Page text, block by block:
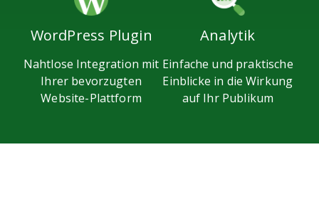
WordPress Plugin
Nahtlose Integration mit
Ihrer bevorzugten
Website-Plattform
Analytik
Einfache und praktische
Einblicke in die Wirkung
auf Ihr Publikum